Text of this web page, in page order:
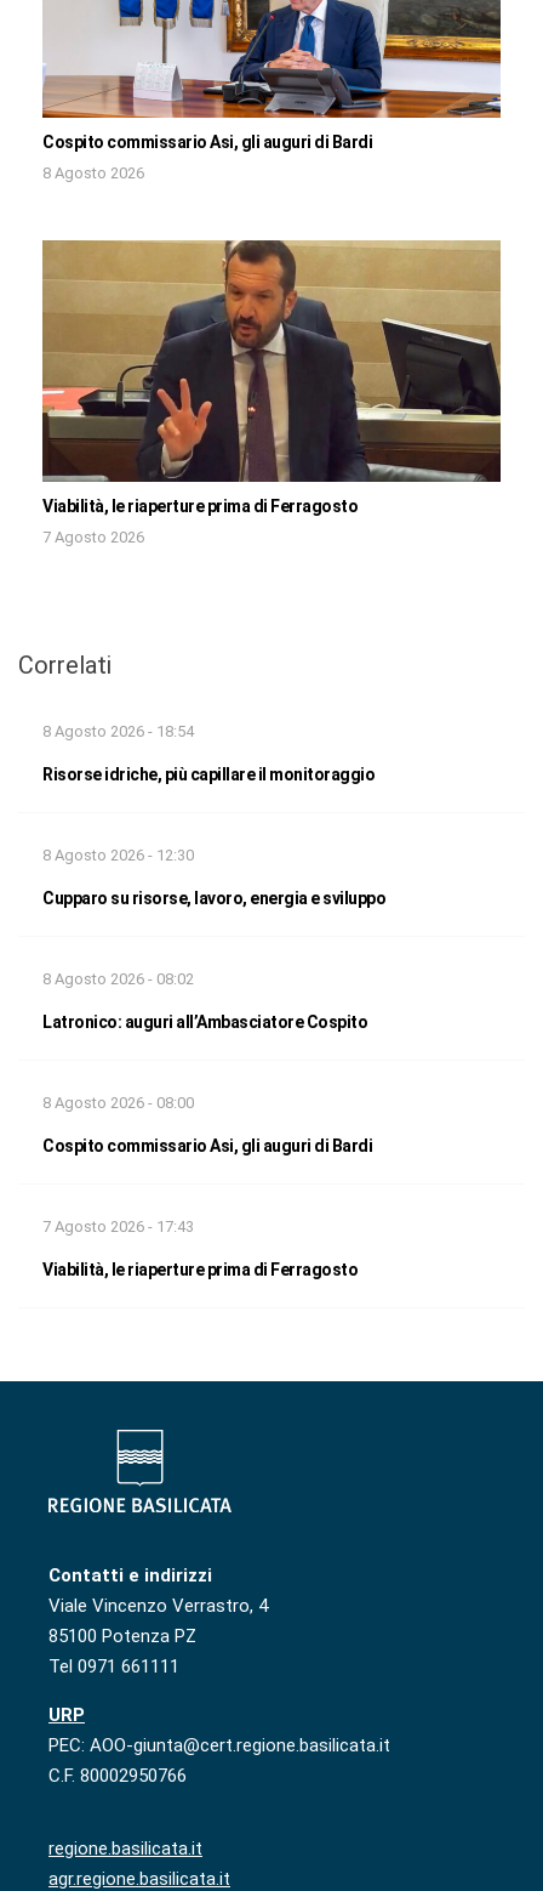
Cospito commissario Asi, gli auguri di Bardi
8 Agosto 2026
Viabilità, le riaperture prima di Ferragosto
7 Agosto 2026
Correlati
8 Agosto 2026 - 18:54
Risorse idriche, più capillare il monitoraggio
8 Agosto 2026 - 12:30
Cupparo su risorse, lavoro, energia e sviluppo
8 Agosto 2026 - 08:02
Latronico: auguri all’Ambasciatore Cospito
8 Agosto 2026 - 08:00
Cospito commissario Asi, gli auguri di Bardi
7 Agosto 2026 - 17:43
Viabilità, le riaperture prima di Ferragosto
Contatti e indirizzi
Viale Vincenzo Verrastro, 4
85100 Potenza PZ
Tel 0971 661111
URP
PEC: AOO-giunta@cert.regione.basilicata.it
C.F. 80002950766
regione.basilicata.it
agr.regione.basilicata.it